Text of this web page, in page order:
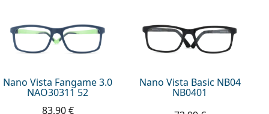
Nano Vista Fangame 3.0
NAO30311 52
83,90 €
Nano Vista Basic NB04
NB0401